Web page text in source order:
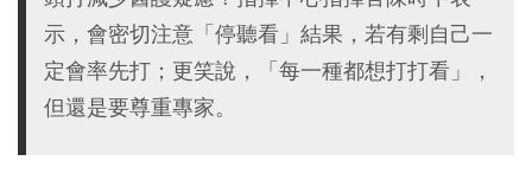
示，會密切注意「停聽看」結果，若有剩自己一
定會率先打；更笑說，「每一種都想打打看」，
但還是要尊重專家。